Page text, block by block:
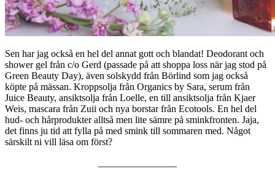
Sen har jag också en hel del annat gott och blandat! Deodorant och
shower gel från c/o Gerd (passade på att shoppa loss när jag stod på
Green Beauty Day), även solskydd från Börlind som jag också
köpte på mässan. Kroppsolja från Organics by Sara, serum från
Juice Beauty, ansiktsolja från Loelle, en till ansiktsolja från Kjaer
Weis, mascara från Zuii och nya borstar från Ecotools. En hel del
hud- och hårprodukter alltså men lite sämre på sminkfronten. Jaja,
det finns ju tid att fylla på med smink till sommaren med. Något
särskilt ni vill läsa om först?